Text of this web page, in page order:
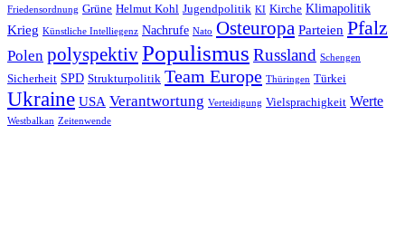
Friedensordnung Grüne Helmut Kohl Jugendpolitik KI Kirche Klimapolitik
Krieg Künstliche Intelliegenz Nachrufe Nato Osteuropa Parteien Pfalz
Polen polyspektivPopulismus Russland Schengen
Sicherheit SPD Strukturpolitik Team Europe Thüringen Türkei
Ukraine USA Verantwortung Verteidigung Vielsprachigkeit Werte
Westbalkan Zeitenwende